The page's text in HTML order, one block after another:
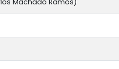
Machado Ramos)